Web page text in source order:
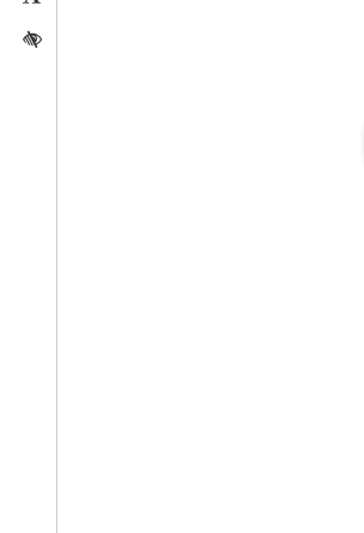
Activar/quitar contraste